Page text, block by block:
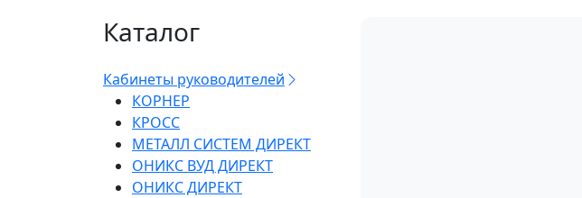
Каталог
Кабинеты руководителей
КОРНЕР
КРОСС
МЕТАЛЛ СИСТЕМ ДИРЕКТ
ОНИКС ВУД ДИРЕКТ
ОНИКС ДИРЕКТ